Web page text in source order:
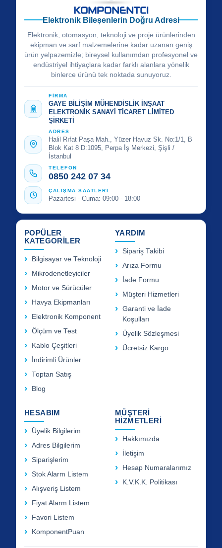
Elektronik Bileşenlerin Doğru Adresi
Elektronik, otomasyon, teknoloji ve proje ürünlerinden
ekipman ve sarf malzemelerine kadar uzanan geniş
ürün yelpazemizle; bireysel kullanımdan profesyonel ve
endüstriyel ihtiyaçlara kadar farklı alanlara yönelik
binlerce ürünü tek noktada sunuyoruz.
FİRMA
GAYE BİLİŞİM MÜHENDİSLİK İNŞAAT
ELEKTRONİK SANAYİ TİCARET LİMİTED
ŞİRKETİ
ADRES
Halil Rıfat Paşa Mah., Yüzer Havuz Sk. No:1/1, B
Blok Kat 8 D:1095, Perpa İş Merkezi, Şişli /
İstanbul
TELEFON
0850 242 07 34
ÇALIŞMA SAATLERİ
Pazartesi - Cuma: 09:00 - 18:00
POPÜLER
KATEGORİLER
Bilgisayar ve Teknoloji
Mikrodenetleyiciler
Motor ve Sürücüler
Havya Ekipmanları
Elektronik Komponent
Ölçüm ve Test
Kablo Çeşitleri
İndirimli Ürünler
Toptan Satış
Blog
YARDIM
Sipariş Takibi
Arıza Formu
İade Formu
Müşteri Hizmetleri
Garanti ve İade
Koşulları
Üyelik Sözleşmesi
Ücretsiz Kargo
HESABIM
Üyelik Bilgilerim
Adres Bilgilerim
Siparişlerim
Stok Alarm Listem
Alışveriş Listem
Fiyat Alarm Listem
Favori Listem
KomponentPuan
MÜŞTERİ
HİZMETLERİ
Hakkımızda
İletişim
Hesap Numaralarımız
K.V.K.K. Politikası